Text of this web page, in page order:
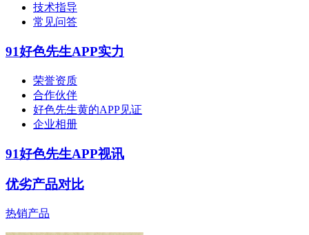
技术指导
常见问答
91好色先生APP实力
荣誉资质
合作伙伴
好色先生黄的APP见证
企业相册
91好色先生APP视讯
优劣产品对比
热销产品